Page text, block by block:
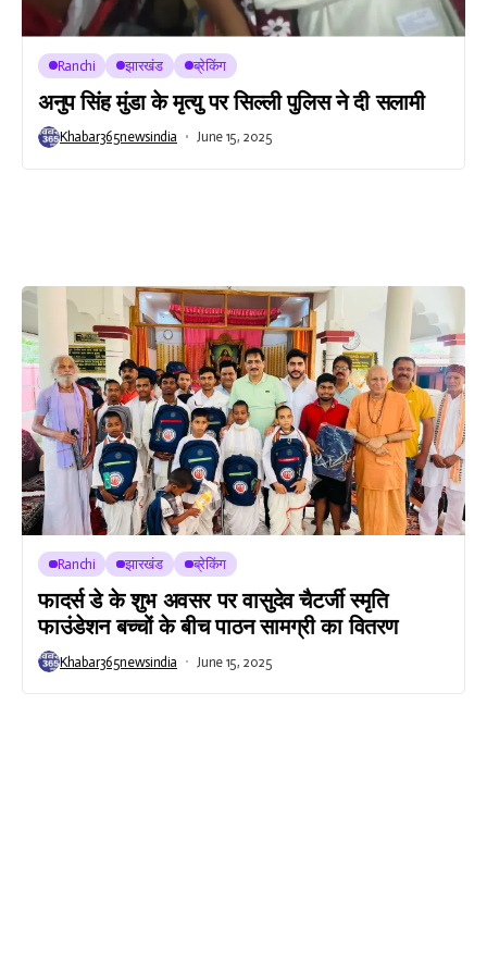
Ranchi झारखंड ब्रेकिंग
अनुप सिंह मुंडा के मृत्यु पर सिल्ली पुलिस ने दी सलामी
Khabar365newsindia June 15, 2025
Ranchi झारखंड ब्रेकिंग
फादर्स डे के शुभ अवसर पर वासुदेव चैटर्जी स्मृति
फाउंडेशन बच्चों के बीच पाठन सामग्री का वितरण
Khabar365newsindia June 15, 2025